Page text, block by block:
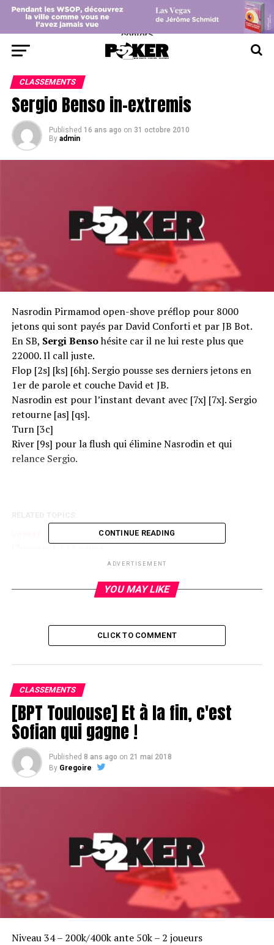
center>
CLASSEMENTS
Sergio Benso in-extremis
Published 16 ans ago on 31 octobre 2010
By admin
Nasrodin Pirmamod open-shove préflop pour 8000
jetons qui sont payés par David Conforti et par JB Bot.
En SB, Sergi Bensohésite car il ne lui reste plus que
22000. Il call juste.
Flop [2s] [ks] [6h]. Sergio pousse ses derniers jetons en
1er de parole et couche David et JB.
Nasrodin est pour l’instant devant avec [7x] [7x]. Sergio
retourne [as] [qs].
Turn [3c]
River [9s] pour la flush qui élimine Nasrodin et qui
relance Sergio.
Chipcount à la pause
Lucille Cailly se maintient vers le haut
CONTINUE READING
ADVERTISEMENT
YOU MAY LIKE
CLICK TO COMMENT
CLASSEMENTS
[BPT Toulouse] Et à la fin, c'est
Sofian qui gagne !
Published 8 ans ago on 21 mai 2018
By Gregoire
Niveau 34 – 200k/400k ante 50k – 2 joueurs